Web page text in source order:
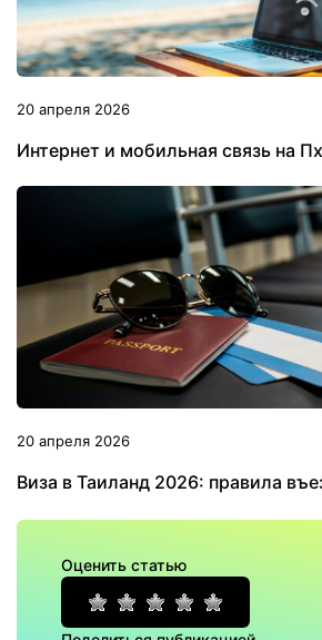
20 апреля 2026
Интернет и мобильная связь на
20 апреля 2026
Виза в Таиланд 2026: правила
Оценить статью